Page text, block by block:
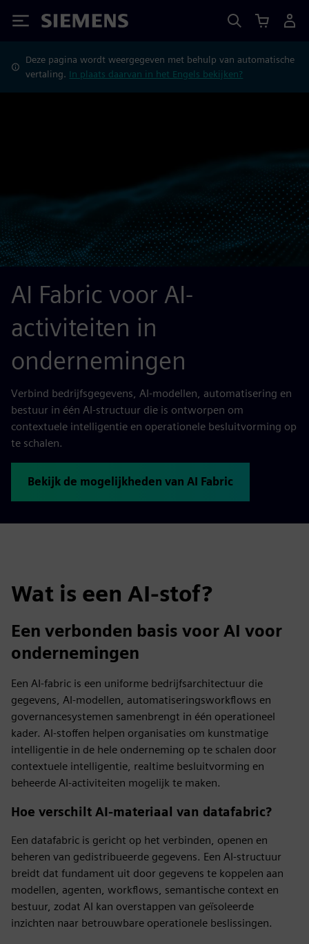
Siemens
Deze pagina wordt weergegeven met behulp van automatische
vertaling. In plaats daarvan in het Engels bekijken?
AI Fabric voor AI-
activiteiten in
ondernemingen
Verbind bedrijfsgegevens, AI-modellen, automatisering en
bestuur in één AI-structuur die is ontworpen om
contextuele intelligentie en operationele besluitvorming op
te schalen.
Bekijk de mogelijkheden van AI Fabric
Wat is een AI-stof?
Een verbonden basis voor AI voor
ondernemingen
Een AI-fabric is een uniforme bedrijfsarchitectuur die
gegevens, AI-modellen, automatiseringsworkflows en
governancesystemen samenbrengt in één operationeel
kader. AI-stoffen helpen organisaties om kunstmatige
intelligentie in de hele onderneming op te schalen door
contextuele intelligentie, realtime besluitvorming en
beheerde AI-activiteiten mogelijk te maken.
Hoe verschilt AI-materiaal van datafabric?
Een datafabric is gericht op het verbinden, openen en
beheren van gedistribueerde gegevens. Een AI-structuur
breidt dat fundament uit door gegevens te koppelen aan
modellen, agenten, workflows, semantische context en
bestuur, zodat AI kan overstappen van geïsoleerde
inzichten naar betrouwbare operationele beslissingen.